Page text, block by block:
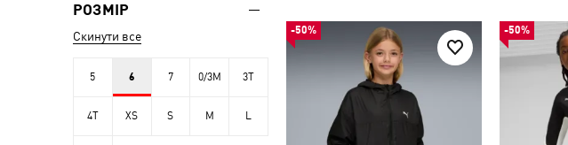
-50% -50%
РОЗМІР
Скинути все
5 6 7 0/3M 3T
4T XS S M L